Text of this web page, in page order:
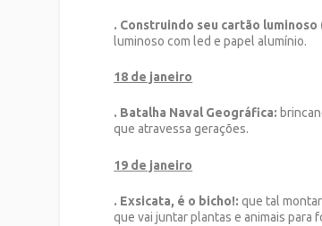
. Construindo seu cartão luminoso
luminoso com led e papel alumínio.
18 de janeiro
. Batalha Naval Geográfica:
que atravessa gerações.
19 de janeiro
. Exsicata, é o bicho!: que tal
que vai juntar plantas e animais para